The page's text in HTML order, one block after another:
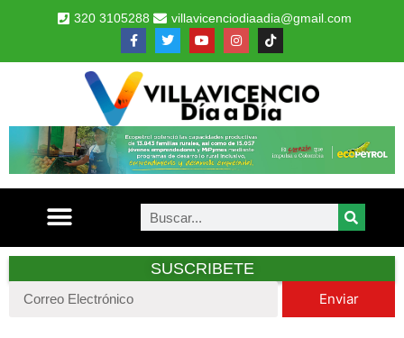
320 3105288 villavicenciodiaadia@gmail.com
SUSCRIBETE
Enviar